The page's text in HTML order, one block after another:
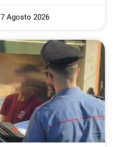
7 Agosto 2026